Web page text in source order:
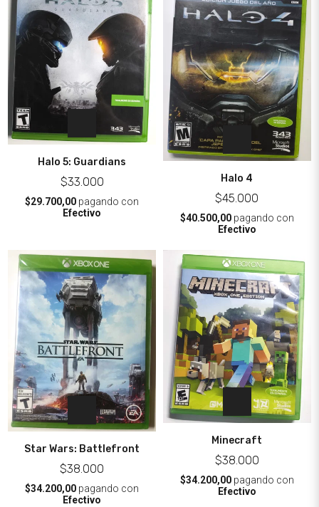
Halo 5: Guardians
$33.000
$29.700,00 pagando con
Efectivo
Halo 4
$45.000
$40.500,00pagando con
Efectivo
Star Wars: Battlefront
$38.000
$34.200,00 pagando con
Efectivo
Minecraft
$38.000
$34.200,00pagando con
Efectivo